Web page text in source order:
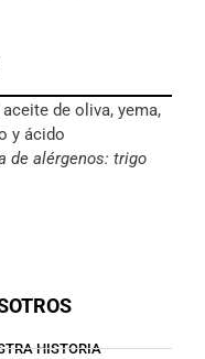
de oliva, yema,
y ácido
de alérgenos: trigo
HISTORIA